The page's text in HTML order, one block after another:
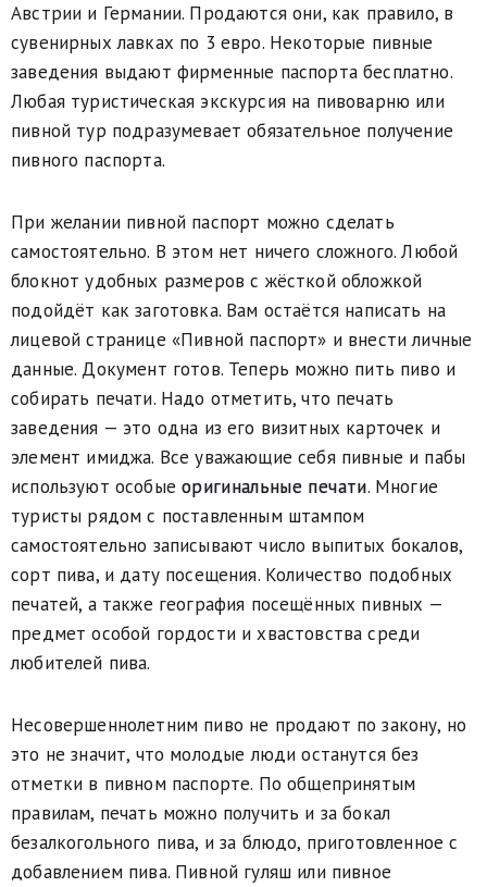
Австрии и Германии. Продаются они, как правило, в
сувенирных лавках по 3 евро. Некоторые пивные
заведения выдают фирменные паспорта бесплатно.
Любая туристическая экскурсия на пивоварню или
пивной тур подразумевает обязательное получение
пивного паспорта.
При желании пивной паспорт можно сделать
самостоятельно. В этом нет ничего сложного. Любой
блокнот удобных размеров с жёсткой обложкой
подойдёт как заготовка. Вам остаётся написать на
лицевой странице «Пивной паспорт» и внести личные
данные. Документ готов. Теперь можно пить пиво и
собирать печати. Надо отметить, что печать
заведения — это одна из его визитных карточек и
элемент имиджа. Все уважающие себя пивные и пабы
используют особыеоригинальные печати. Многие
туристы рядом с поставленным штампом
самостоятельно записывают число выпитых бокалов,
сорт пива, и дату посещения. Количество подобных
печатей, а также география посещённых пивных —
предмет особой гордости и хвастовства среди
любителей пива.
Несовершеннолетним пиво не продают по закону, но
это не значит, что молодые люди останутся без
отметки в пивном паспорте. По общепринятым
правилам, печать можно получить и за бокал
безалкогольного пива, и за блюдо, приготовленное с
добавлением пива. Пивной гуляш или пивное